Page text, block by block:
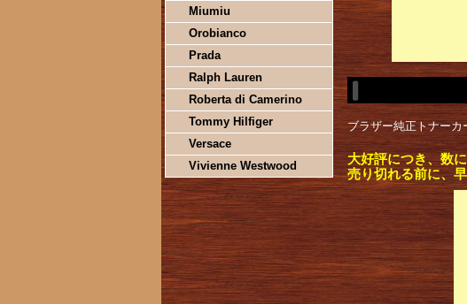
Miumiu
Orobianco
Prada
Ralph Lauren
Roberta di Camerino
Tommy Hilfiger
Versace
Vivienne Westwood
ブラザー純正トナーカ
大好評につき、数
売り切れる前に、